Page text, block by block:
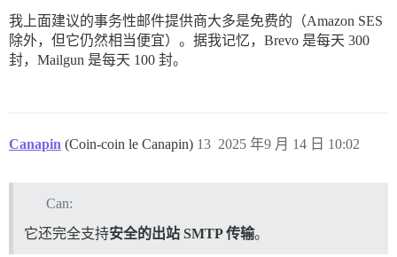
我上面建议的事务性邮件提供商大多是免费的（Amazon SES
除外，但它仍然相当便宜）。据我记忆，Brevo 是每天 300
封，Mailgun 是每天 100 封。
Canapin (Coin-coin le Canapin) 2025 年9 月 14 日 10:02
13
Can:
它还完全支持安全的出站 SMTP 传输。